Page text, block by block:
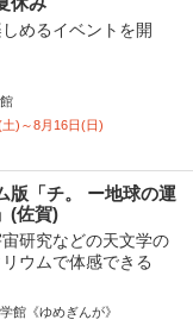
めるイベントを開
)～8月16日(日)
版「チ。 ー地球の運
(佐賀)
研究などの天文学の
ウムで体感できる
館《ゆめぎんが》